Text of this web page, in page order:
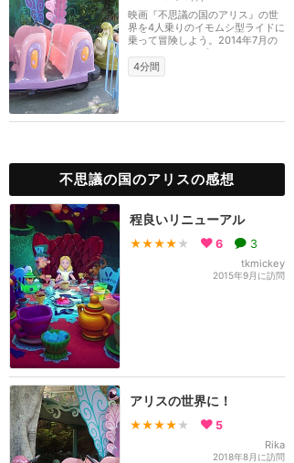
映画『不思議の国のアリス』の世
界を4人乗りのイモムシ型ライドに
乗って冒険しよう。2014年7月の
リニューアルでプ...
4分間
不思議の国のアリスの感想
程良いリニューアル
★★★★ ★ 6 3
tkmickey
2015年9月に訪問
アリスの世界に！
★★★★ ★ 5
Rika
2018年8月に訪問